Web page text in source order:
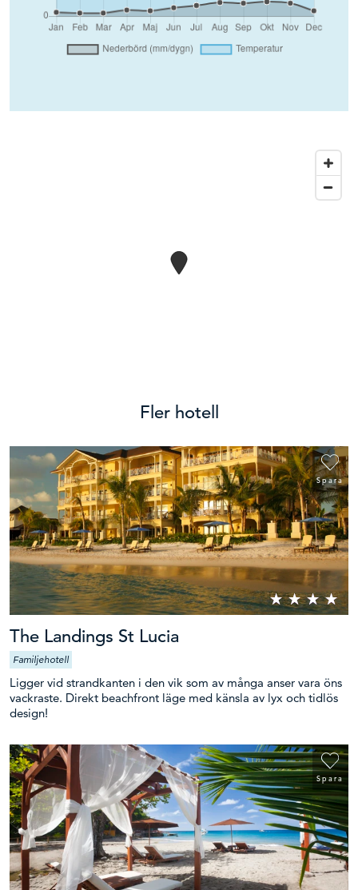
Fler hotell
Spara
The Landings St Lucia
Familjehotell
Ligger vid strandkanten i den vik som av många anser vara öns
vackraste. Direkt beachfront läge med känsla av lyx och tidlös
design!
Spara